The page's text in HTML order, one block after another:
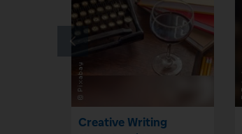
Creative Writing